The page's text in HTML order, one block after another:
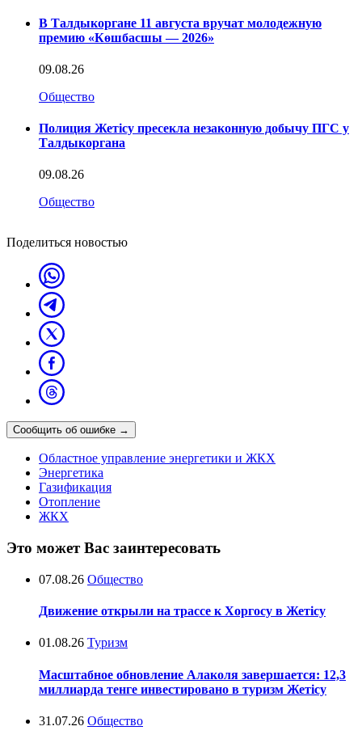
В Талдыкоргане 11 августа вручат молодежную
премию «Көшбасшы — 2026»
09.08.26
Общество
Полиция Жетісу пресекла незаконную добычу ПГС у
Талдыкоргана
09.08.26
Общество
Поделиться новостью
Сообщить об ошибке →
Областное управление энергетики и ЖКХ
Энергетика
Газификация
Отопление
ЖКХ
Это может Вас заинтересовать
07.08.26 Общество
Движение открыли на трассе к Хоргосу в Жетісу
01.08.26 Туризм
Масштабное обновление Алаколя завершается: 12,3
миллиарда тенге инвестировано в туризм Жетісу
31.07.26 Общество